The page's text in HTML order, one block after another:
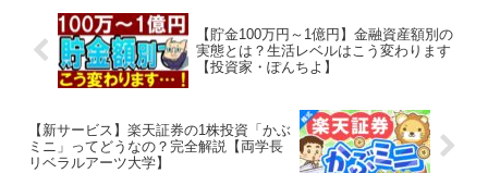
【貯金100万円～1億円】金融資産額別の
実態とは？生活レベルはこう変わります
【投資家・ぽんちよ】
【新サービス】楽天証券の1株投資「かぶ
ミニ」ってどうなの？完全解説【両学長
リベラルアーツ大学】